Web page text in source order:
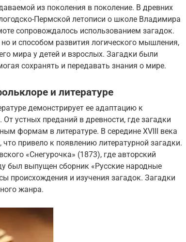
из поколения в поколение. В древних
Пермской летописи о школе Владимира
сопровождалось использованием загадок.
и способом развития логического мышления,
мира у детей и взрослых. Загадки были
сохранять и передавать знания о мире.
и литературе
демонстрирует ее адаптацию к
устных преданий в древности, где загадки
формам в литературе. В середине XVIII века
привело к появлению литературной загадки.
«Снегурочка» (1873), где авторский
был выпущен сборник «Русские народные
происхождения и изучения загадок. Загадки
жанра.